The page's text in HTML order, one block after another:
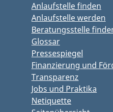
Anlaufstelle finden
Anlaufstelle werden
Beratungsstelle
Glossar
Pressespiegel
Finanzierung und
Transparenz
Jobs und Praktika
Netiquette